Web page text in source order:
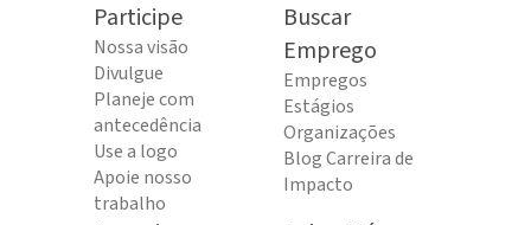
Participe
Nossa visão
Divulgue
Planeje com
antecedência
Use a logo
Apoie nosso
trabalho
Buscar
Emprego
Empregos
Estágios
Organizações
Blog Carreira de
Impacto